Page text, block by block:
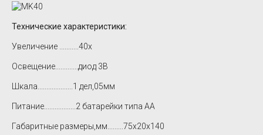
Технические характеристики:
Увеличение ...........40х
Освещение.............диод 3В
Шкала....................1 дел,05мм
Питание..................2 батарейки типа АА
Габаритные размеры,мм.........75х20х140